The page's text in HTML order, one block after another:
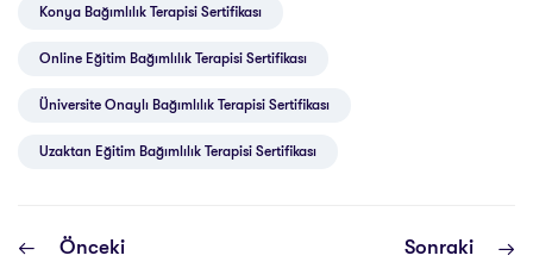
Konya Bağımlılık Terapisi Sertifikası
Online Eğitim Bağımlılık Terapisi Sertifikası
Üniversite Onaylı Bağımlılık Terapisi Sertifikası
Uzaktan Eğitim Bağımlılık Terapisi Sertifikası
Önceki Sonraki